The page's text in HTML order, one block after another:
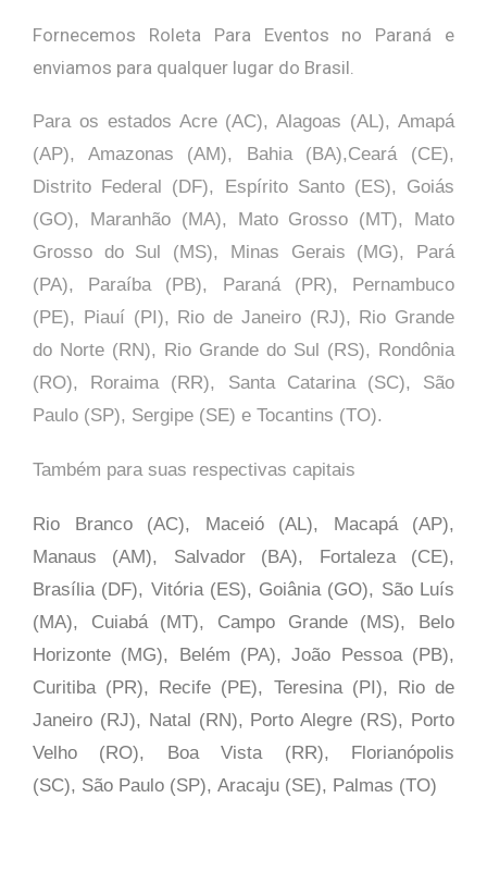
Fornecemos Roleta Para Eventos no Paraná e
enviamos para qualquer lugar do Brasil.
Para os estados Acre (AC), Alagoas (AL), Amapá
(AP), Amazonas (AM), Bahia (BA),Ceará (CE),
Distrito Federal (DF), Espírito Santo (ES), Goiás
(GO), Maranhão (MA), Mato Grosso (MT), Mato
Grosso do Sul (MS), Minas Gerais (MG), Pará
(PA), Paraíba (PB), Paraná (PR), Pernambuco
(PE), Piauí (PI), Rio de Janeiro (RJ), Rio Grande
do Norte (RN), Rio Grande do Sul (RS), Rondônia
(RO), Roraima (RR), Santa Catarina (SC), São
Paulo (SP), Sergipe (SE) e Tocantins (TO).
Também para suas respectivas capitais
Rio Branco (AC), Maceió (AL), Macapá (AP),
Manaus (AM), Salvador (BA), Fortaleza (CE),
Brasília (DF), Vitória (ES), Goiânia (GO), São Luís
(MA), Cuiabá (MT), Campo Grande (MS), Belo
Horizonte (MG), Belém (PA), João Pessoa (PB),
Curitiba (PR), Recife (PE), Teresina (PI), Rio de
Janeiro (RJ), Natal (RN), Porto Alegre (RS), Porto
Velho (RO), Boa Vista (RR), Florianópolis
(SC), São Paulo (SP), Aracaju (SE), Palmas (TO)